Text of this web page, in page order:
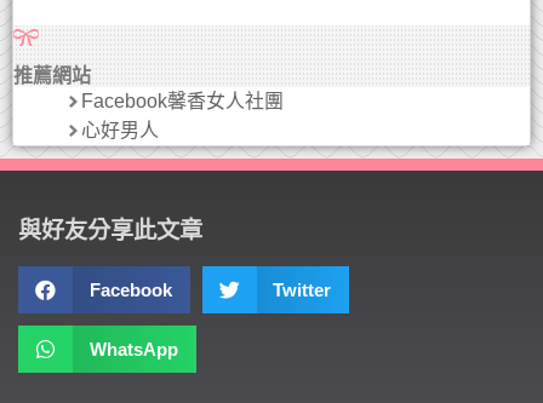
推薦網站
Facebook馨香女人社團
心好男人
與好友分享此文章
Facebook Twitter
WhatsApp